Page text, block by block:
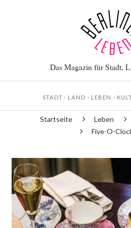
Das Magazin für Stadt,
STADT · LAND · LEBEN ·
Pfadnavigation
Startseite Leben
Five-O-